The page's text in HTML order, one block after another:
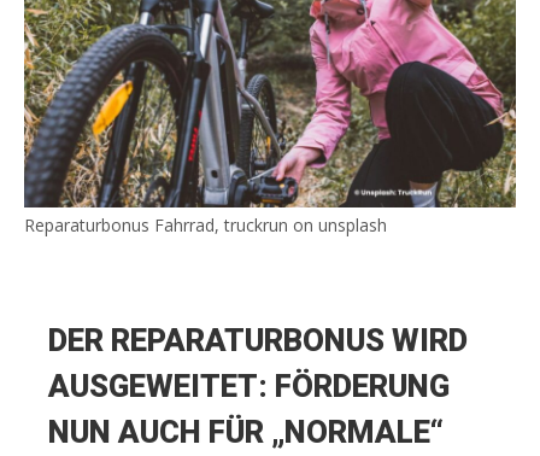
Reparaturbonus Fahrrad, truckrun on unsplash
DER REPARATURBONUS WIRD
AUSGEWEITET: FÖRDERUNG
NUN AUCH FÜR „NORMALE“